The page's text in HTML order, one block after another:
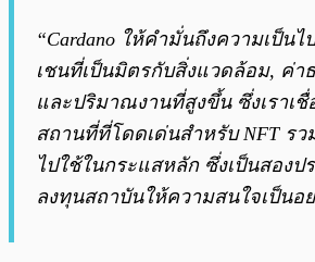
“Cardano ให้คำมั่นถึงความเป็น
เชนที่เป็นมิตรกับสิ่งแวดล้อม, ค่า
และปริมาณงานที่สูงขึ้น ซึ่งเราเชื่
สถานที่ที่โดดเด่นสำหรับ NFT รว
ไปใช้ในกระแสหลัก ซึ่งเป็นสองป
ลงทุนสถาบันให้ความสนใจเป็นอ